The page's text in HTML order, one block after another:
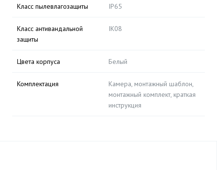
Класс пылевлагозащиты IP65
Класс антивандальной
защиты
IK08
Цвета корпуса Белый
Комплектация
Камера, монтажный шаблон,
монтажный комплект, краткая
инструкция